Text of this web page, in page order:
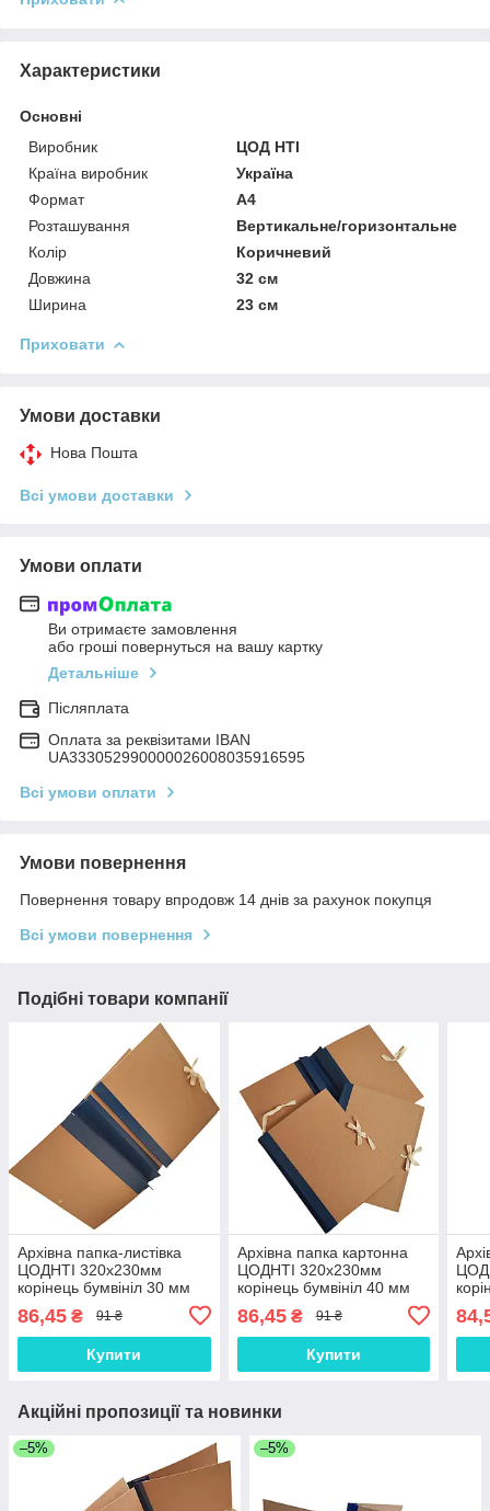
Характеристики
Основні
Виробник
ЦОД НТІ
Країна виробник
Україна
Формат
A4
Розташування
Вертикальне/горизонтальне
Колір
Коричневий
Довжина
32 см
Ширина
23 см
Приховати
Умови доставки
Нова Пошта
Всі умови доставки
Умови оплати
Ви отримаєте замовлення
або гроші повернуться на вашу картку
Детальніше
Післяплата
Оплата за реквізитами IBAN
UA333052990000026008035916595
Всі умови оплати
Умови повернення
Повернення товару впродовж 14 днів за рахунок покупця
Всі умови повернення
Подібні товари компанії
Архівна папка-листівка
ЦОДНТІ 320х230мм
корінець бумвініл 30 мм
без титульної сторінки на
зав'язках формат А4
86,45 ₴ 91 ₴
Купити
Архівна папка картонна
ЦОДНТІ 320х230мм
корінець бумвініл 40 мм
без титульної сторінки на
зав'язках формат А4
86,45₴ 91 ₴
Купити
Акційні пропозиції та новинки
–5% –5%